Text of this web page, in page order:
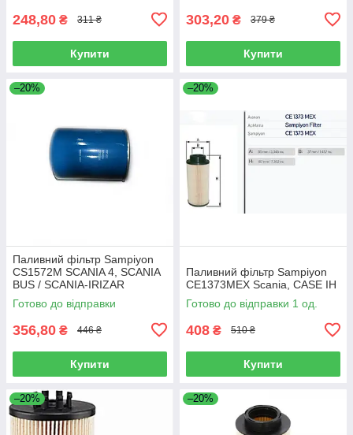
248,80 ₴ 311 ₴
Купити
303,20 ₴ 379 ₴
Купити
–20%
Паливний фільтр Sampiyon
CS1572M SCANIA 4, SCANIA
BUS / SCANIA-IRIZAR
Century, K94/114/124, L94
Готово до відправки
356,80 ₴ 446 ₴
Купити
–20%
Паливний фільтр Sampiyon
CE1373MEX Scania, CASE IH
Готово до відправки 1 од.
408 ₴ 510 ₴
Купити
–20% –20%